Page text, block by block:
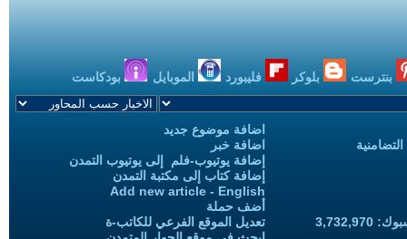
بنترست بلوكر فليبورد الموبايل بودكاست
اضافة موضوع جديد
اضافة خبر
إضافة يوتيوب-فلم إلى يوتيوب التمدن
إضافة كتاب إلى مكتبة التمدن
Add new article - English
أضف حملة
تعديل الموقع الفرعي للكاتب-ة